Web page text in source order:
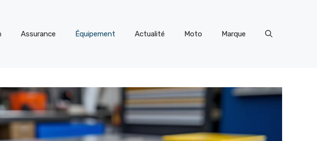
Assurance Équipement Actualité Moto Marque